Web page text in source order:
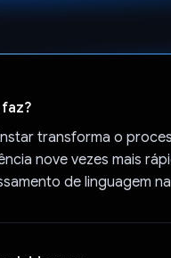
transforma o
nove vezes mais
de linguagem